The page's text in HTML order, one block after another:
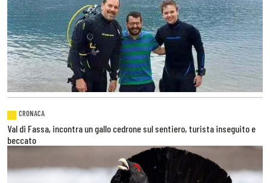
CRONACA
Val di Fassa, incontra un gallo cedrone sul sentiero, turista inseguito e
beccato